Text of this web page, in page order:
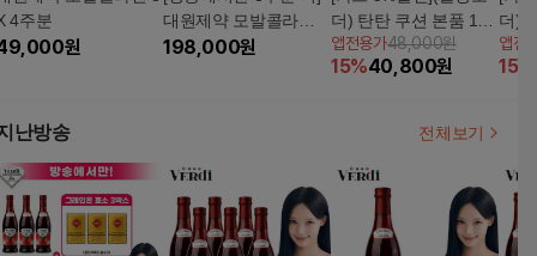
X 4주분
원
대원제약 모발콜라겐 3
X 총 32주분
198,000원
더) 탄탄 쿠션 본품 15g
x 2개
앱전용가48,000원
15%40,800원
더)
(본
지
앱전
15
난방송 전체보기